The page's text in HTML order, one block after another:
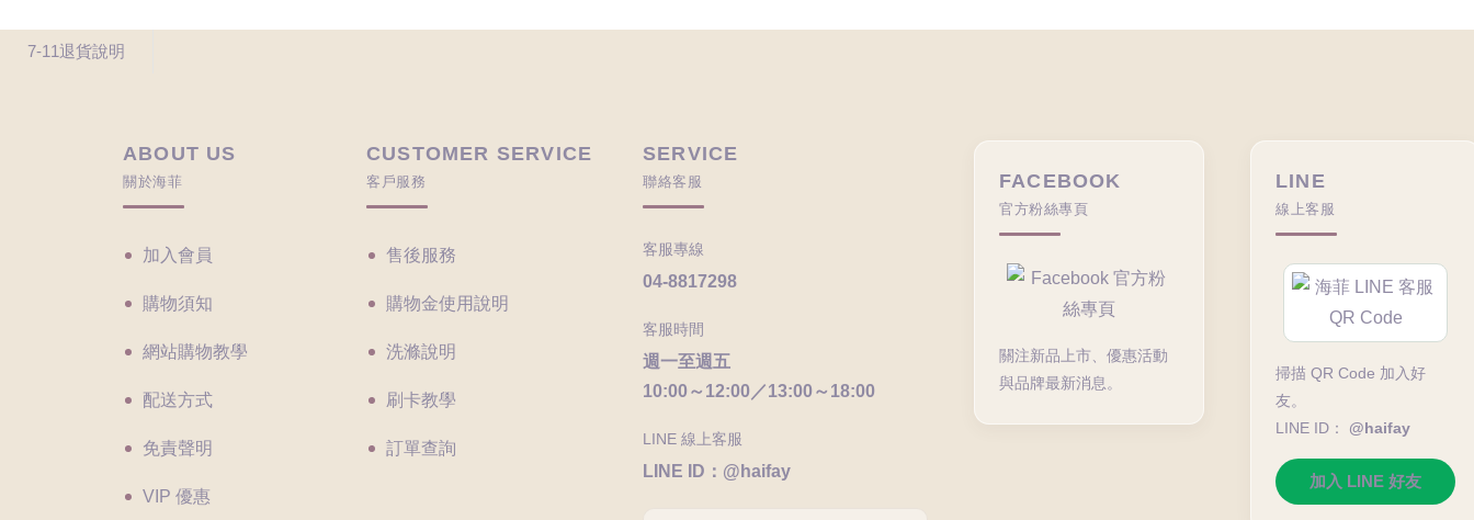
7-11退貨說明
ABOUT US
關於海菲
加入會員
購物須知
網站購物教學
配送方式
免責聲明
VIP 優惠
CUSTOMER SERVICE
客戶服務
售後服務
購物金使用說明
洗滌說明
刷卡教學
訂單查詢
SERVICE
聯絡客服
客服專線
04-8817298
客服時間
週一至週五
10:00～12:00／13:00～18:00
LINE 線上客服
LINE ID：@haifay
FACEBOOK
官方粉絲專頁
關注新品上市、優惠活動
與品牌最新消息。
LINE
線上客服
掃描 QR Code 加入好
友。
LINE ID： @haifay
加入 LINE 好友